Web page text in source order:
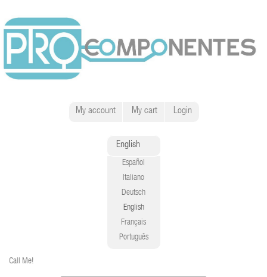
My account My cart Login
English
Español
Italiano
Deutsch
English
Français
Português
Call Me!